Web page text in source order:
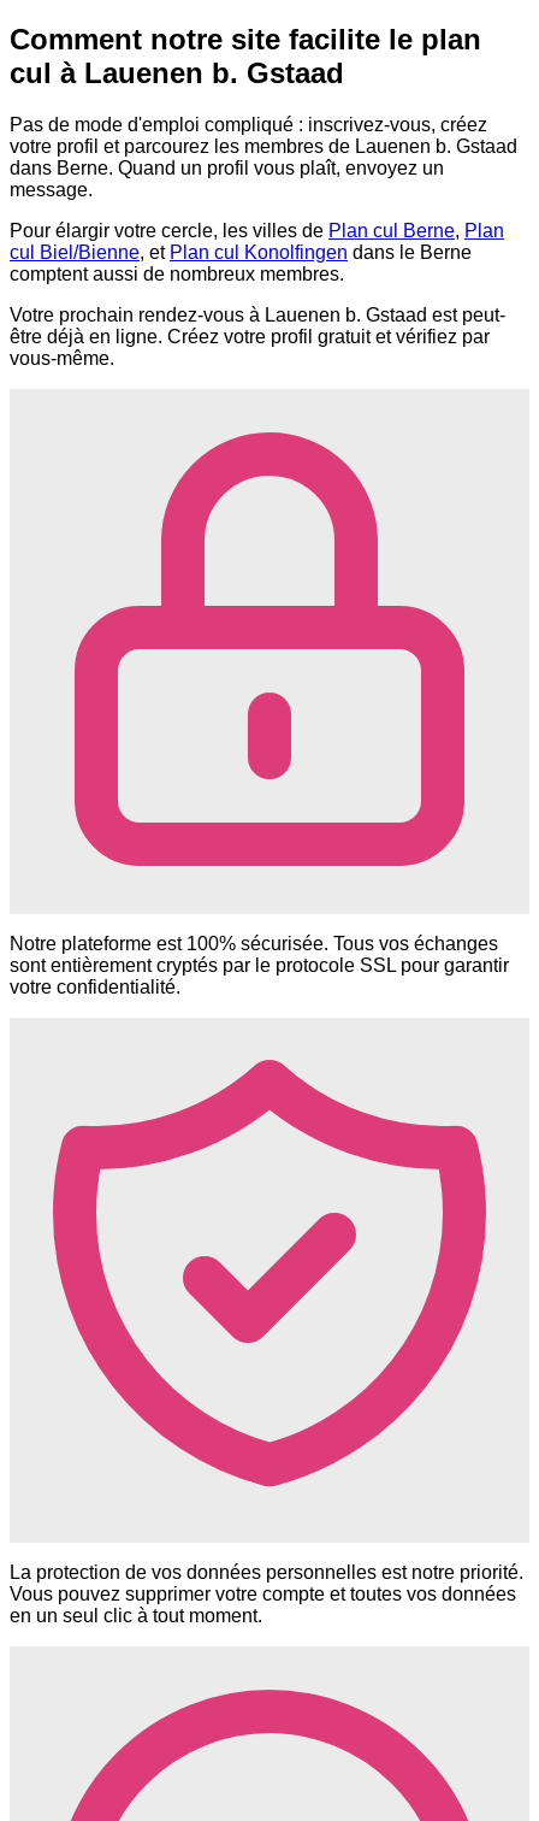
Comment notre site facilite le plan
cul à Lauenen b. Gstaad
Pas de mode d'emploi compliqué : inscrivez-vous, créez
votre profil et parcourez les membres de Lauenen b. Gstaad
dans Berne. Quand un profil vous plaît, envoyez un
message.
Pour élargir votre cercle, les villes de Plan cul Berne, Plan
cul Biel/Bienne, et Plan cul Konolfingen dans le Berne
comptent aussi de nombreux membres.
Votre prochain rendez-vous à Lauenen b. Gstaad est peut-
être déjà en ligne. Créez votre profil gratuit et vérifiez par
vous-même.
Notre plateforme est 100% sécurisée. Tous vos échanges
sont entièrement cryptés par le protocole SSL pour garantir
votre confidentialité.
La protection de vos données personnelles est notre priorité.
Vous pouvez supprimer votre compte et toutes vos données
en un seul clic à tout moment.